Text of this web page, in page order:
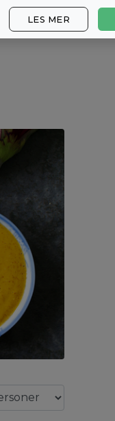
LES MER